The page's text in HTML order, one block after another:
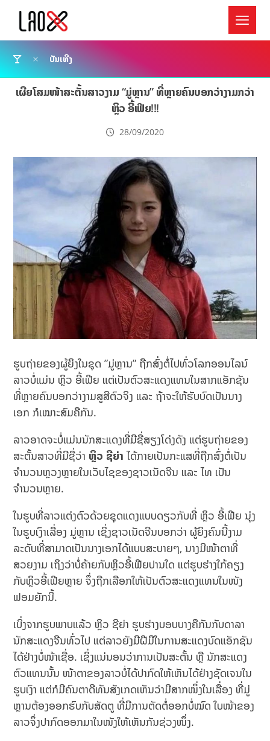
ບັນເທີງ
ເຜີຍໂສມໜ້າສະຕັ້ນສາວງາມ “ມູ່ຫຼານ” ທີ່ຫຼາຍຄົນບອກວ່າງາມກວ່າ
ຫຼິວ ອີ້ເຟີຍ!!!
28/09/2020
ຮູບຖ່າຍຂອງຜູ້ຍິງໃນຊຸດ ”ມູ່ຫຼານ” ຖືກສົ່ງຕໍ່ໄປທົ່ວໂລກອອນໄລນ໌
ລາວບໍ່ແມ່ນ ຫຼິວ ອີ້ເຟີຍ ແຕ່ເປັນຕົວສະແດງແທນໃນສາກແອັກຊັນ
ທີ່ຫຼາຍຄົນບອກວ່າງາມສູສີຕົວຈິງ ແລະ ຖ້າຈະໃຫ້ຮັບບົດເປັນນາງ
ເອກ ກໍເໝາະສົມຄືກັນ.
ລາວອາດຈະບໍ່ແມ່ນນັກສະແດງທີ່ມີຊື່ສຽງໂດ່ງດັງ ແຕ່ຮູບຖ່າຍຂອງ
ສະຕັ້ນສາວທີ່ມີຊື່ວ່າ ຫຼິວ ຊີຍ່າ ໄດ້ກາຍເປັນກະແສທີ່ຖືກສົ່ງຕໍ່ເປັນ
ຈຳນວນຫຼວງຫຼາຍໃນເວັບໄຊຂອງຊາວເນັດຈີນ ແລະ ໄທ ເປັນ
ຈຳນວນຫຼາຍ.
ໃນຮູບທີ່ລາວແຕ່ງຕົວດ້ວຍຊຸດແດງແບບດຽວກັບທີ່ ຫຼິວ ອີ້ເຟີຍ ນຸ່ງ
ໃນຮູບເງົາເລື່ອງ ມູ່ຫຼານ ເຊິ່ງຊາວເນັດຈີນບອກວ່າ ຜູ້ຍິງຄົນນີ້ງາມ
ລະດັບທີ່ສາມາດເປັນນາງເອກໄດ້ແບບສະບາຍໆ,​ ນາງມີໜ້າຕາທີ່
ສວຍງາມ ເຖິງວ່າບໍ່ຄ້າຍກັບຫຼິວອີ້ເຟີຍປານໃດ ແຕ່ຮູບຮ່າງໃກ້ຄຽງ
ກັບຫຼິວອີ້ເຟີຍຫຼາຍ ຈຶ່ງຖືກເລືອກໃຫ້ເປັນຕົວສະແດງແທນໃນໜັງ
ຟອມຍັກນີ້.
ເບິ່ງຈາກຮູບພາບແລ້ວ ຫຼິວ ຊີຍ່າ ຮູບຮ່າງບອບບາງຄືກັນກັບດາລາ
ນັກສະແດງຈີນທົ່ວໄປ ແຕ່ລາວຍັງມີຝີມືໃນການສະແດງບົດແອັກຊັນ
ໄດ້ຢ່າງບໍ່ໜ້າເຊື່ອ. ເຊິ່ງແນ່ນອນວ່າການເປັນສະຕັ້ນ ຫຼື ນັກສະແດງ
ຕົວແທນນັ້ນ ໜ້າຕາຂອງລາວບໍ່ໄດ້ປາກົດໃຫ້ເຫັນໄດ້ຢ່າງຊັດເຈນໃນ
ຮູບເງົາ ແຕ່ກໍມີຄົນຕາດີທັນສັງເກດເຫັນວ່າມີສາກໜຶ່ງໃນເລື່ອງ ທີ່ມູ່
ຫຼານຕ້ອງອອກຮົບກັບສັດຕູ ທີ່ມີການຕັດຕໍ່ອອກບໍ່ໝົດ ໃບໜ້າຂອງ
ລາວຈຶ່ງປາກົດອອກມາໃນໜັງໃຫ້ເຫັນກັນຊ່ວງໜຶ່ງ.